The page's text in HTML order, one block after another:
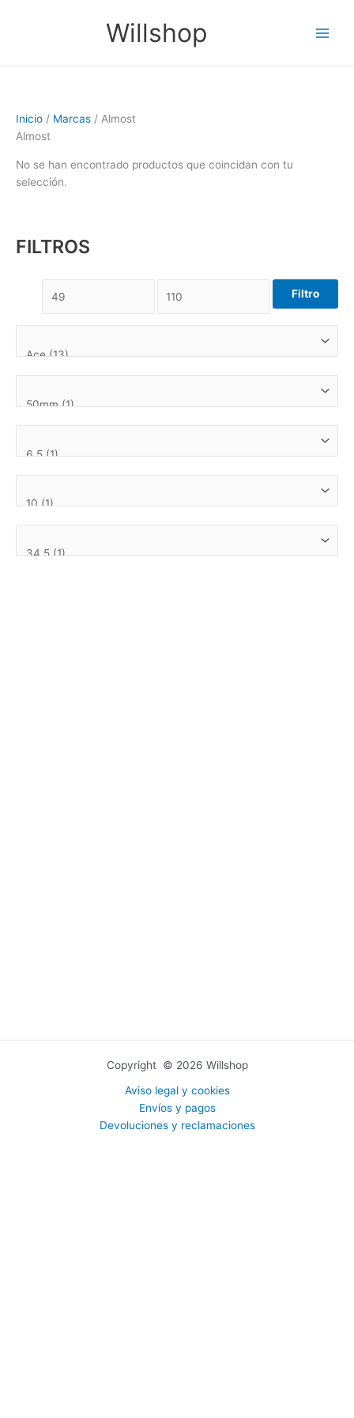
Willshop
Inicio / Marcas / Almost
Almost
No se han encontrado productos que coincidan con tu
selección.
FILTROS
Filtro
Copyright © 2026 Willshop
Aviso legal y cookies
Envíos y pagos
Devoluciones y reclamaciones